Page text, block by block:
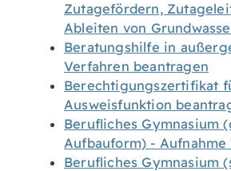
Zutagefördern,
Ableiten von
Beratungshilfe in
Verfahren beantragen
Berechtigungszertifikat
Ausweisfunktion
Berufliches Gymnasium
Aufbauform) - Aufnahme
Berufliches Gymnasium